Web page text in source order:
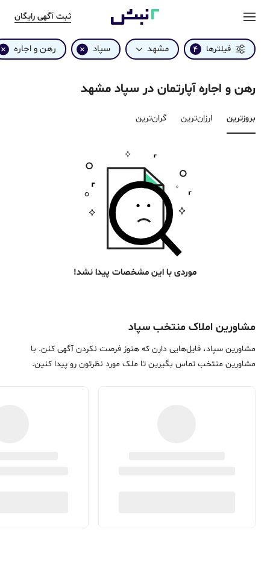
ثبت آگهی رایگان
فیلترها 4 مشهد سپاد رهن و اجاره
رهن و اجاره آپارتمان در سپاد مشهد
بروزترین‌ ارزان‌ترین گران‌ترین
موردی با این مشخصات پیدا نشد!
مشاورین املاک منتخب سپاد
مشاورین سپاد، فایل‌هایی دارن که هنوز فرصت نکردن آگهی کنن. با
مشاورین منتخب تماس بگیرین تا ملک مورد نظرتون رو پیدا کنین.